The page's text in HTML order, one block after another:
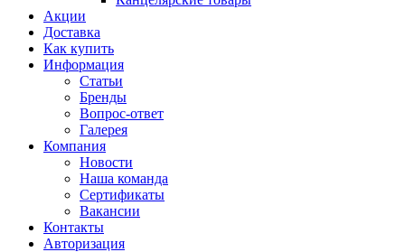
Акции
Доставка
Как купить
Информация
Статьи
Бренды
Вопрос-ответ
Галерея
Компания
Новости
Наша команда
Сертификаты
Вакансии
Контакты
Авторизация